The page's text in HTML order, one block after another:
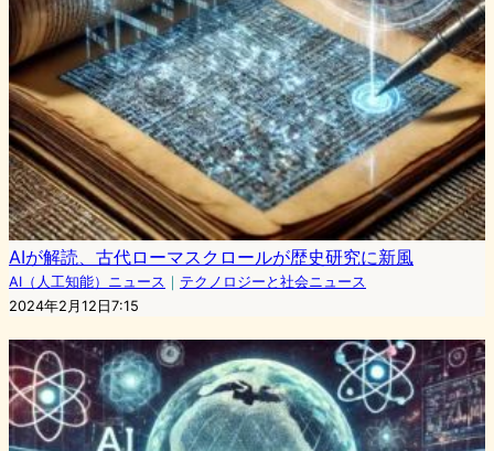
AIが解読、古代ローマスクロールが歴史研究に新風
AI（人工知能）ニュース ｜ テクノロジーと社会ニュース
2024年2月12日7:15